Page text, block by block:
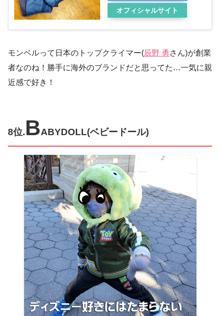
オフィシャルサイト
モンベルって日本のトップクライマー(辰野 勇 さん)が創業
者なのね！勝手に海外のブランドだと思ってた…一気に親
近感で好き！
8位.BABYDOLL(ベビードール)